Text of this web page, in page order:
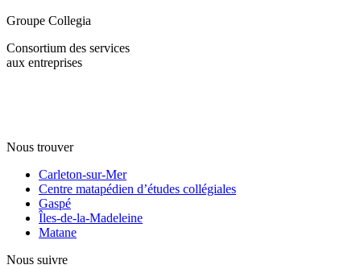
Groupe Collegia
Consortium des services
aux entreprises
Nous trouver
Carleton-sur-Mer
Centre matapédien d’études collégiales
Gaspé
Îles-de-la-Madeleine
Matane
Nous suivre